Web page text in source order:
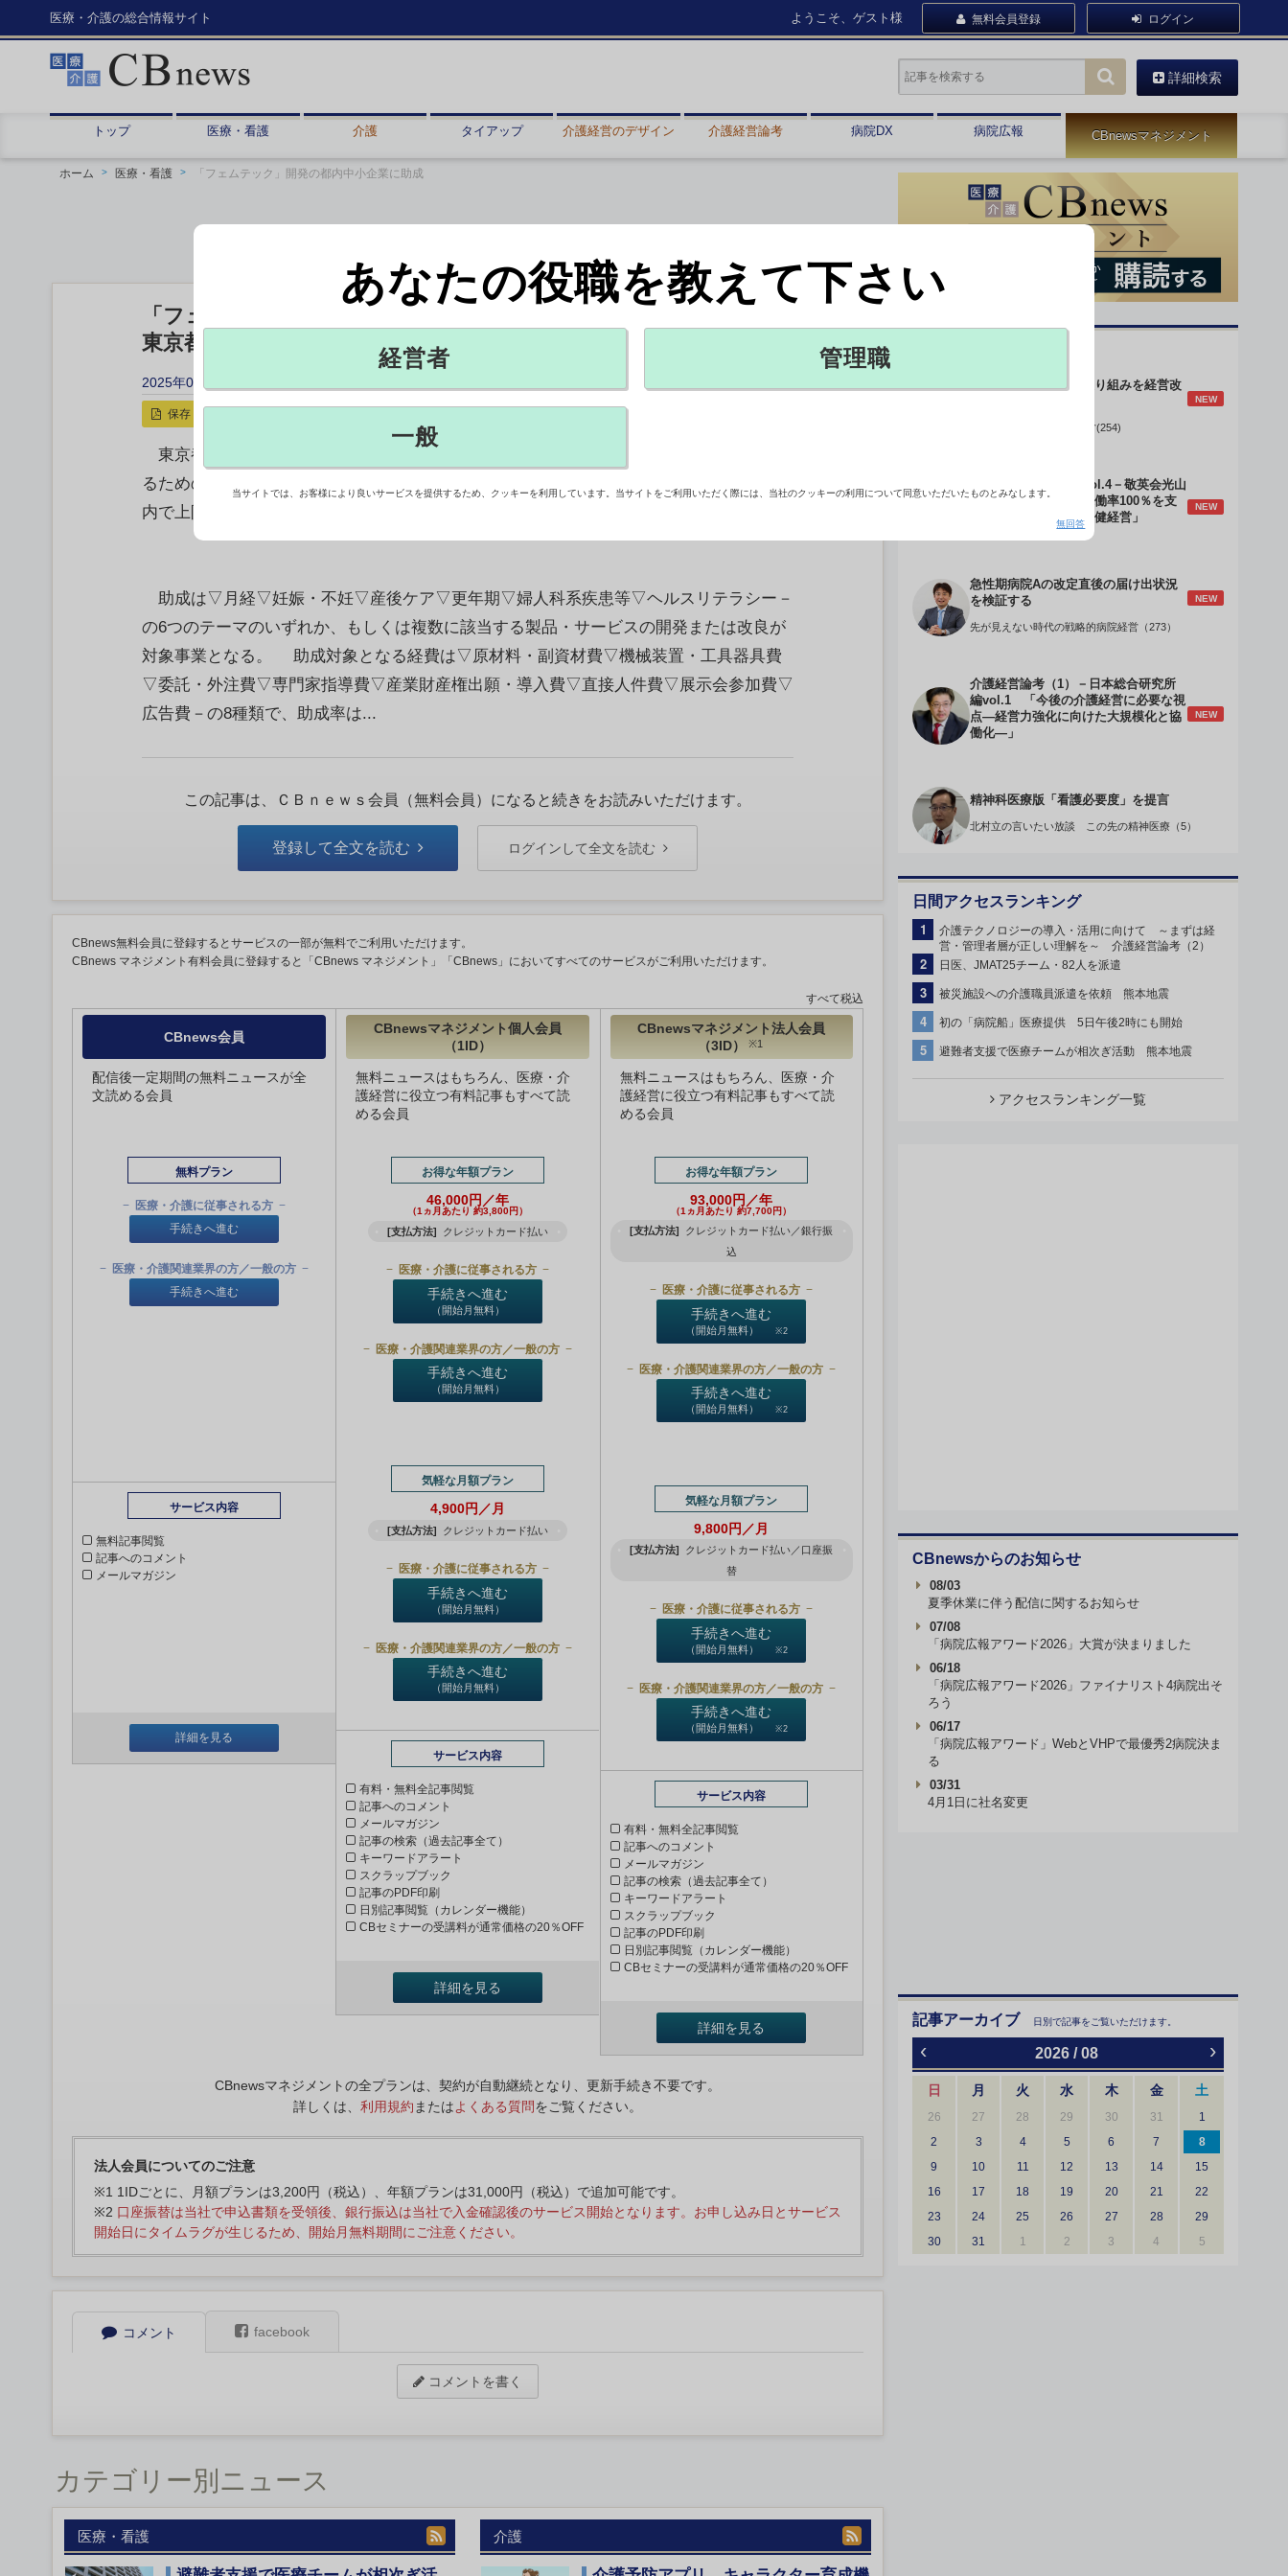
医療・介護の総合情報サイト ようこそ、ゲスト様 無料会員登録 ログイン
詳細検索
トップ 医療・看護 介護 タイアップ 介護経営のデザイン 介護経営論考 病院DX 病院広報 CBnewsマネジメント
ホーム 医療・看護 「フェムテック」開発の都内中小企業に助成
「フェムテック」開発の都内中小企業に助成
東京都、婦人科系疾患などがテーマ
2025年08月07日 13:20
保存
東京都と都中小企業振興公社は、「フェムテック」と呼ばれる女性の健康課題を解決す
るための製品・サービスを開発する都内の中小企業に助成を行う。対象経費の3分の2以
内で上限は2,000万円となる。【斯波祐介】
助成は▽月経▽妊娠・不妊▽産後ケア▽更年期▽婦人科系疾患等▽ヘルスリテラシー－
の6つのテーマのいずれか、もしくは複数に該当する製品・サービスの開発または改良が
対象事業となる。 助成対象となる経費は▽原材料・副資材費▽機械装置・工具器具費
▽委託・外注費▽専門家指導費▽産業財産権出願・導入費▽直接人件費▽展示会参加費▽
広告費－の8種類で、助成率は...
この記事は、ＣＢｎｅｗｓ会員（無料会員）になると続きをお読みいただけます。
登録して全文を読む ログインして全文を読む
CBnews無料会員に登録するとサービスの一部が無料でご利用いただけます。
CBnews マネジメント有料会員に登録すると「CBnews マネジメント」「CBnews」においてすべてのサービスがご利用いただけます。
すべて税込
CBnews会員
配信後一定期間の無料ニュースが全
文読める会員
無料プラン
医療・介護に従事される方
手続きへ進む
医療・介護関連業界の方／一般の方
手続きへ進む
サービス内容
無料記事閲覧
記事へのコメント
メールマガジン
詳細を見る
CBnewsマネジメント個人会員
（1ID）
無料ニュースはもちろん、医療・介
護経営に役立つ有料記事もすべて読
める会員
お得な年額プラン
46,000円／年
（1ヵ月あたり 約3,800円）
[支払方法] クレジットカード払い
医療・介護に従事される方
手続きへ進む
（開始月無料）
医療・介護関連業界の方／一般の方
手続きへ進む
（開始月無料）
気軽な月額プラン
4,900円／月
[支払方法] クレジットカード払い
医療・介護に従事される方
手続きへ進む
（開始月無料）
医療・介護関連業界の方／一般の方
手続きへ進む
（開始月無料）
サービス内容
有料・無料全記事閲覧
記事へのコメント
メールマガジン
記事の検索（過去記事全て）
キーワードアラート
スクラップブック
記事のPDF印刷
日別記事閲覧（カレンダー機能）
CBセミナーの受講料が通常価格の20％OFF
詳細を見る
CBnewsマネジメント法人会員
（3ID）
※1
無料ニュースはもちろん、医療・介
護経営に役立つ有料記事もすべて読
める会員
お得な年額プラン
93,000円／年
（1ヵ月あたり 約7,700円）
[支払方法]
クレジットカード払い／銀行振
込
医療・介護に従事される方
手続きへ進む
（開始月無料） ※2
医療・介護関連業界の方／一般の方
手続きへ進む
（開始月無料） ※2
気軽な月額プラン
9,800円／月
[支払方法]
クレジットカード払い／口座振
替
医療・介護に従事される方
手続きへ進む
（開始月無料） ※2
医療・介護関連業界の方／一般の方
手続きへ進む
（開始月無料） ※2
サービス内容
有料・無料全記事閲覧
記事へのコメント
メールマガジン
記事の検索（過去記事全て）
キーワードアラート
スクラップブック
記事のPDF印刷
日別記事閲覧（カレンダー機能）
CBセミナーの受講料が通常価格の20％OFF
詳細を見る
CBnewsマネジメントの全プランは、契約が自動継続となり、更新手続き不要です。
詳しくは、 利用規約 またはよくある質問をご覧ください。
法人会員についてのご注意
※1 1IDごとに、月額プランは3,200円（税込）、年額プランは31,000円（税込）で追加可能です。
※2 口座振替は当社で申込書類を受領後、銀行振込は当社で入金確認後のサービス開始となります。お申し込み日とサービス
開始日にタイムラグが生じるため、開始月無料期間にご注意ください。
コメント facebook
コメントを書く
カテゴリー別ニュース
医療・看護 介護
身体的拘束最小化の取り組みを経営改
NEW
データで読み解く病院経営(254)
介護経営のデザインVol.4－敬英会光山
誠理事長 「驚異の稼働率100％を支
える『顧客目線』の老健経営」
NEW
急性期病院Aの改定直後の届け出状況
を検証する
NEW
先が見えない時代の戦略的病院経営（273）
介護経営論考（1）－日本総合研究所
編vol.1 「今後の介護経営に必要な視
点―経営力強化に向けた大規模化と協
働化―」
NEW
精神科医療版「看護必要度」を提言
北村立の言いたい放談 この先の精神医療（5）
日間アクセスランキング
1
介護テクノロジーの導入・活用に向けて ～まずは経
営・管理者層が正しい理解を～ 介護経営論考（2）
2 日医、JMAT25チーム・82人を派遣
3 被災施設への介護職員派遣を依頼 熊本地震
4 初の「病院船」医療提供 5日午後2時にも開始
5 避難者支援で医療チームが相次ぎ活動 熊本地震
アクセスランキング一覧
CBnewsからのお知らせ
08/03
夏季休業に伴う配信に関するお知らせ
07/08
「病院広報アワード2026」大賞が決まりました
06/18
「病院広報アワード2026」ファイナリスト4病院出そ
ろう
06/17
「病院広報アワード」WebとVHPで最優秀2病院決ま
る
03/31
4月1日に社名変更
記事アーカイブ 日別で記事をご覧いただけます。
‹ 2026 / 08 ›
日 月 火 水 木 金 土
26 27 28 29 30 31
1
2
3 4 5 6 7
8
9
10 11 12 13 14
15
16
17 18 19 20 21
22
23
24 25 26 27 28
29
30
31 1 2 3 4 5
あなたの役職を教えて下さい
経営者 管理職
一般
当サイトでは、お客様により良いサービスを提供するため、クッキーを利用しています。当サイトをご利用いただく際には、当社のクッキーの利用について同意いただいたものとみなします。
無回答